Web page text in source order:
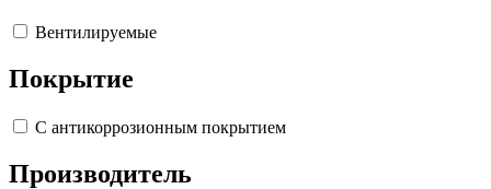
Вентилируемые
Покрытие
С антикоррозионным покрытием
Производитель